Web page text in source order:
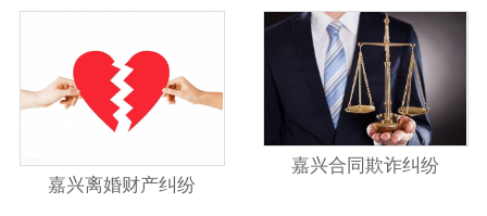
嘉兴离婚财产纠纷
嘉兴合同欺诈纠纷